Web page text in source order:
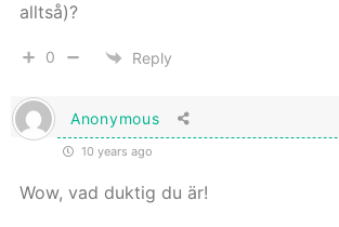
alltså)?
0 Reply
Anonymous
10 years ago
Wow, vad duktig du är!